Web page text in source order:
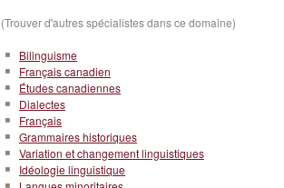
(Trouver d'autres spécialistes dans ce domaine)
Bilinguisme
Français canadien
Études canadiennes
Dialectes
Français
Grammaires historiques
Variation et changement linguistiques
Idéologie linguistique